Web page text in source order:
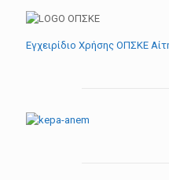
Εγχειρίδιο Χρήσης ΟΠΣΚΕ